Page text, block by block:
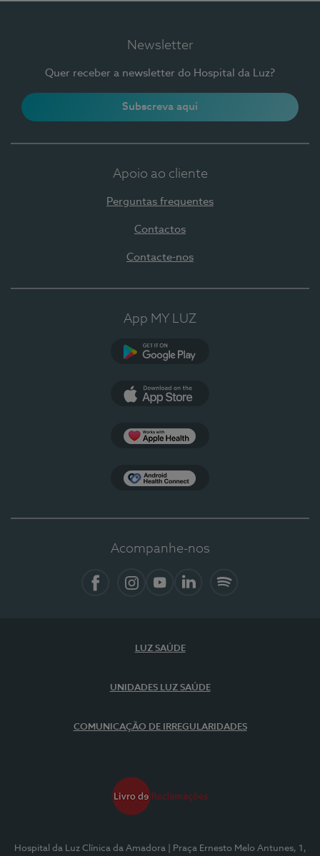
Newsletter
Quer receber a newsletter do Hospital da Luz?
Subscreva aqui
Apoio ao cliente
Perguntas frequentes
Contactos
Contacte-nos
App MY LUZ
Acompanhe-nos
LUZ SAÚDE
UNIDADES LUZ SAÚDE
COMUNICAÇÃO DE IRREGULARIDADES
Hospital da Luz Clínica da Amadora
| Praça Ernesto Melo Antunes, 1,